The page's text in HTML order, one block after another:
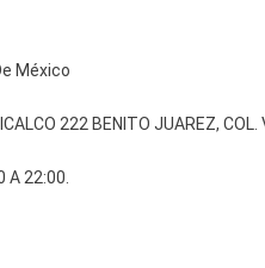
México
222 BENITO JUAREZ,
A 22:00.